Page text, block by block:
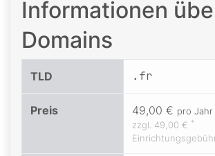
Informationen
Domains
TLD .fr
Preis 49,00 € pro Jahr
zzgl. 49,00 € *